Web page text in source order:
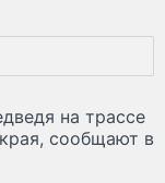
на трассе
сообщают в